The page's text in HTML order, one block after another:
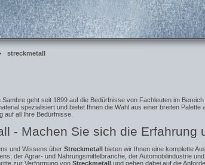
streckmetall
geht seit 1899 auf die Bedürfnisse von Fachleuten im
spezialisiert und bietet Ihnen die Wahl aus einer breiten Palette
auf all Ihre Bedürfnisse.
- Machen Sie sich die Erfahrung
und Wissens über Streckmetall
bieten wir Ihnen eine komplette
der Agrar- und Nahrungsmittelbranche, der Automobilindustrie
zur Verformung von Streckmetall
und gehen dabei auf die